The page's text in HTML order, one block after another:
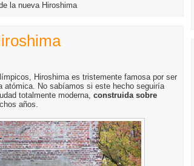
la nueva Hiroshima
Hiroshima es tristemente famosa por ser
atómica. No sabíamos si este hecho seguiría
totalmente moderna, construida sobre
años.